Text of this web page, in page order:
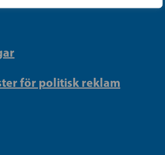
för politisk reklam